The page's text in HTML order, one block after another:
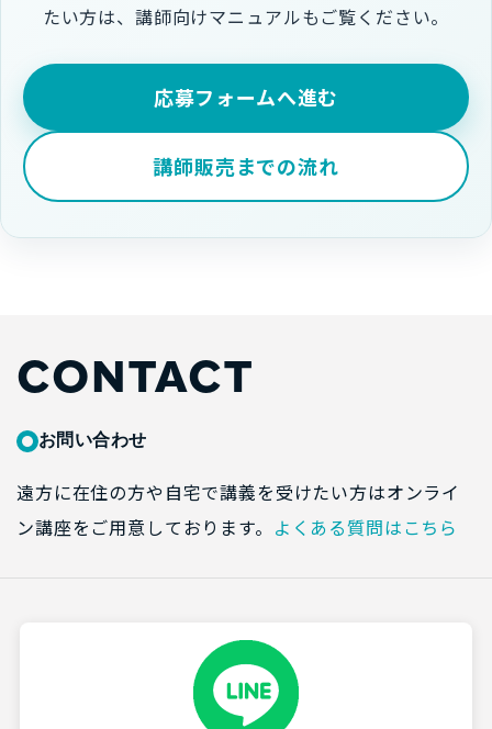
たい方は、講師向けマニュアルもご覧ください。
応募フォームへ進む
講師販売までの流れ
CONTACT
お問い合わせ
遠方に在住の方や自宅で講義を受けたい方はオンライ
ン講座をご用意しております。 よくある質問はこちら